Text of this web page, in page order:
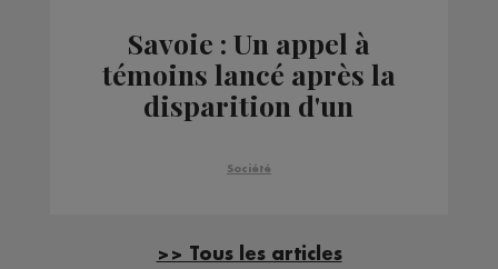
Savoie : Un appel à
témoins lancé après la
disparition d'un
Beaufortin
Société
>> Tous les articles